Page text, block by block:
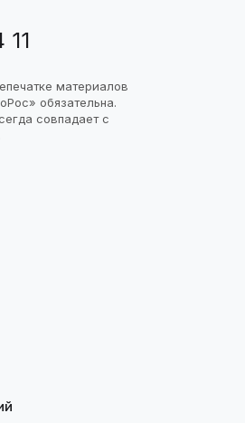
11
материалов
обязательна.
совпадает с